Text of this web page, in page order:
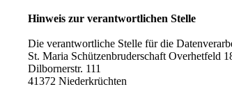
Hinweis zur verantwortlichen Stelle
Die verantwortliche Stelle für die
St. Maria Schützenbruderschaft Overhetfeld
Dilbornerstr. 111
41372 Niederkrüchten